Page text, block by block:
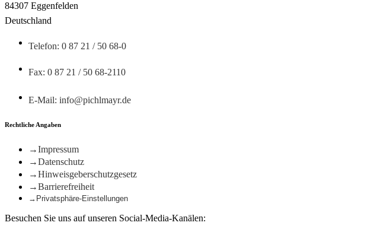
84307 Eggenfelden
Deutschland
Telefon: 0 87 21 / 50 68-0
Fax: 0 87 21 / 50 68-2110
E-Mail: info@pichlmayr.de
Rechtliche Angaben
Impressum
Datenschutz
Hinweisgeberschutzgesetz
Barrierefreiheit
Privatsphäre-Einstellungen
Besuchen Sie uns auf unseren Social-Media-Kanälen: